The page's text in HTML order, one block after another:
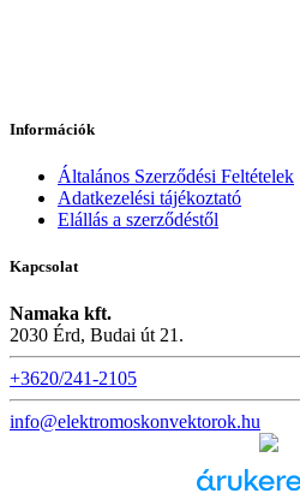
Információk
Általános Szerződési Feltételek
Adatkezelési tájékoztató
Elállás a szerződéstől
Kapcsolat
Namaka kft.
2030 Érd, Budai út 21.
+3620/241-2105
info@elektromoskonvektorok.hu